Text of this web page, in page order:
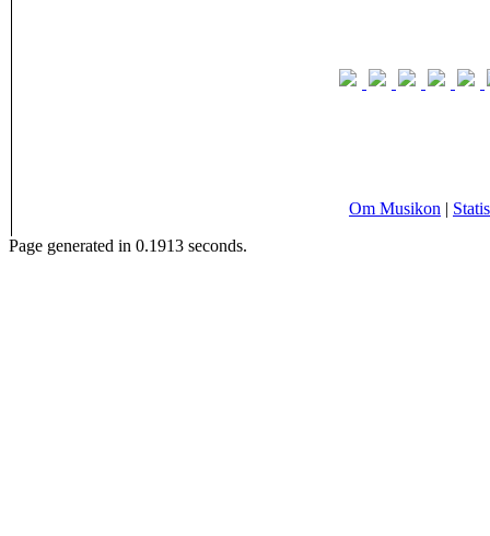
Om Musikon |
Page generated in 0.1913 seconds.